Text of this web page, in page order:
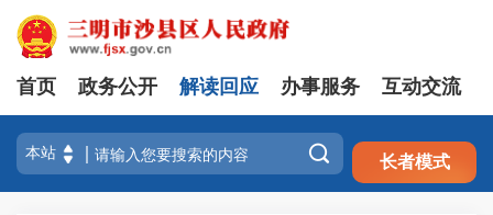
注册 登录
首页 政务公开 解读回应 办事服务 互动交流
 长者模式